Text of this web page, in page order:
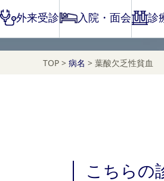
外来受診 入院・面会 診
TOP > 病名 > 葉酸欠乏性貧血
こちらの